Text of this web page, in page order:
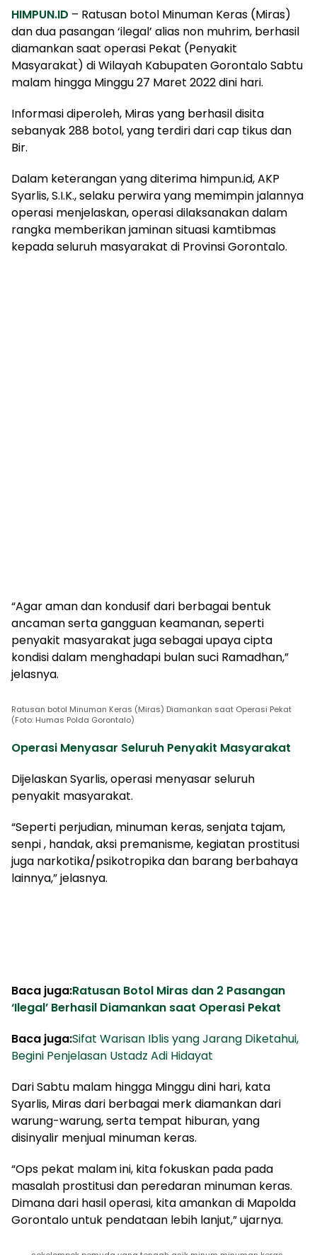
HIMPUN.ID – Ratusan botol Minuman Keras (Miras)
dan dua pasangan ‘ilegal’ alias non muhrim, berhasil
diamankan saat operasi Pekat (Penyakit
Masyarakat) di Wilayah Kabupaten Gorontalo Sabtu
malam hingga Minggu 27 Maret 2022 dini hari.
Informasi diperoleh, Miras yang berhasil disita
sebanyak 288 botol, yang terdiri dari cap tikus dan
Bir.
Dalam keterangan yang diterima himpun.id, AKP
Syarlis, S.I.K., selaku perwira yang memimpin jalannya
operasi menjelaskan, operasi dilaksanakan dalam
rangka memberikan jaminan situasi kamtibmas
kepada seluruh masyarakat di Provinsi Gorontalo.
“Agar aman dan kondusif dari berbagai bentuk
ancaman serta gangguan keamanan, seperti
penyakit masyarakat juga sebagai upaya cipta
kondisi dalam menghadapi bulan suci Ramadhan,”
jelasnya.
Ratusan botol Minuman Keras (Miras) Diamankan saat Operasi Pekat
(Foto: Humas Polda Gorontalo)
Operasi Menyasar Seluruh Penyakit Masyarakat
Dijelaskan Syarlis, operasi menyasar seluruh
penyakit masyarakat.
“Seperti perjudian, minuman keras, senjata tajam,
senpi , handak, aksi premanisme, kegiatan prostitusi
juga narkotika/psikotropika dan barang berbahaya
lainnya,” jelasnya.
Baca juga:Ratusan Botol Miras dan 2 Pasangan
‘Ilegal’ Berhasil Diamankan saat Operasi Pekat
Baca juga:Sifat Warisan Iblis yang Jarang Diketahui,
Begini Penjelasan Ustadz Adi Hidayat
Dari Sabtu malam hingga Minggu dini hari, kata
Syarlis, Miras dari berbagai merk diamankan dari
warung-warung, serta tempat hiburan, yang
disinyalir menjual minuman keras.
“Ops pekat malam ini, kita fokuskan pada pada
masalah prostitusi dan peredaran minuman keras.
Dimana dari hasil operasi, kita amankan di Mapolda
Gorontalo untuk pendataan lebih lanjut,” ujarnya.